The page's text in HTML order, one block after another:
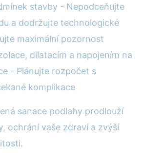
stavby - Nepodceňujte
a dodržujte technologické
maximální pozornost
dilatacím a napojením na
- Plánujte rozpočet s
komplikace
sanace podlahy prodlouží
ochrání vaše zdraví a zvýší